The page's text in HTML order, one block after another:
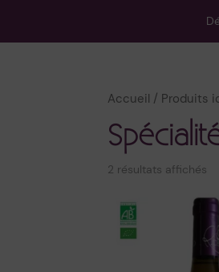
Accueil / Produits
2 résultats affichés